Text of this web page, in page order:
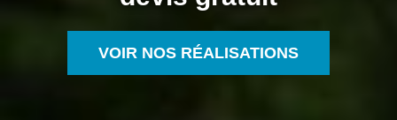
VOIR NOS RÉALISATIONS